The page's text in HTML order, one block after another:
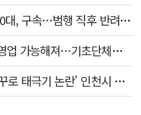
말다툼하다 모친 살해한 10대, 구속…범행 직후 반려견도 죽여
일반음식점도 '푸드트럭' 영업 가능해져…기초단체별 조례 개정 움직임
김희철도 "X돌았네"…'거꾸로 태극기 논란' 인천시 현수막, 이틀 만에 철거